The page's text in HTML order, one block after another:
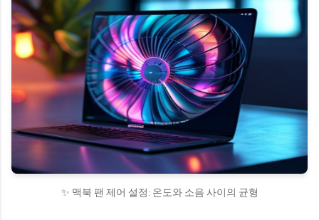
✨ 맥북 팬 제어 설정: 온도와 소음 사이의 균형